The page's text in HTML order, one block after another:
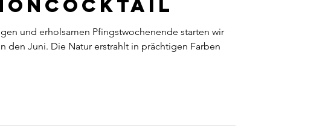
und erholsamen Pfingstwochenende starten wir
den Juni. Die Natur erstrahlt in prächtigen Farben